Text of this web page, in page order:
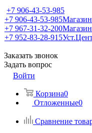
+7 906-43-53-985
+7 906-43-53-985
+7 967-31-32-200
+7 952-83-28-915
Заказать звонок
Задать вопрос
Войти
Корзина0
Отложенные0
Сравнение